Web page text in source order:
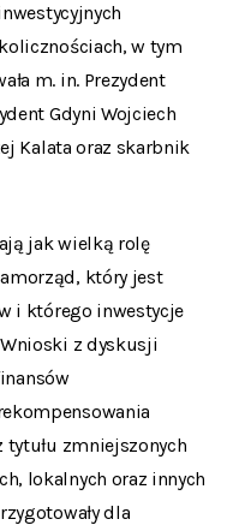
w tym
m. in. Prezydent
Gdyni Wojciech
Kalata oraz skarbnik
jak wielką rolę
który jest
i którego inwestycje
z dyskusji
zmniejszonych
lokalnych oraz innych
dla